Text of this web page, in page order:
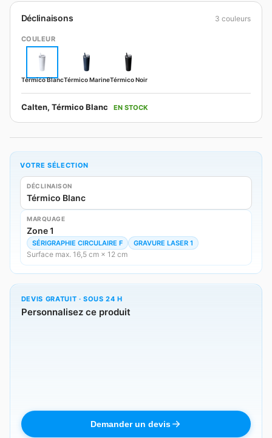
Déclinaisons 3 couleurs
COULEUR
Térmico BlancTérmico MarineTérmico Noir
Calten, Térmico Blanc EN STOCK
VOTRE SÉLECTION
DÉCLINAISON
Térmico Blanc
MARQUAGE
Zone 1
SÉRIGRAPHIE CIRCULAIRE F GRAVURE LASER 1
Surface max. 16,5 cm × 12 cm
DEVIS GRATUIT · SOUS 24 H
Personnalisez ce produit
Demander un devis